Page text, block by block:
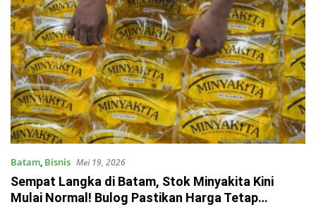
Batam, Bisnis Mei 19, 2026
Sempat Langka di Batam, Stok Minyakita Kini
Mulai Normal! Bulog Pastikan Harga Tetap